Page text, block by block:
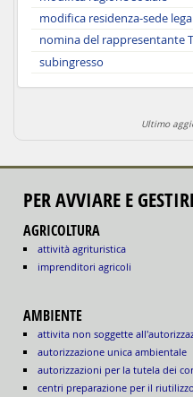
modifica residenza-sede
nomina del rappresentante
subingresso
Ultimo
PER AVVIARE E
AGRICOLTURA
attività agrituristica
imprenditori agricoli
AMBIENTE
attivita non soggette
autorizzazione unica ambientale
autorizzazioni per la tutela dei
centri preparazione per il